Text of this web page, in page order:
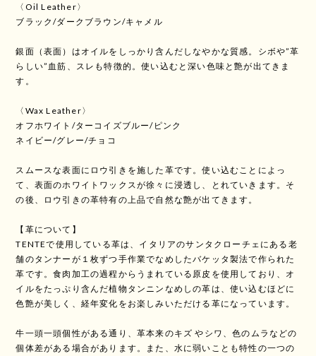
〈Oil Leather〉
ブラック/ダークブラウン/キャメル
銀面（表面）はオイルをしっかり含んだしなやかな質感。シボや”革
らしい”血筋、スレも特徴的。使い込むと深い色味と艶が出てきま
す。
〈Wax Leather〉
オフホワイト/ターコイズブルー/ピンク
ネイビー/グレー/チョコ
スムースな表面にロウ引きを施した革です。使い込むことによっ
て、表面のホワイトワックスが徐々に浸透し、とれていきます。そ
の後、ロウ引きの革特有の上品で自然な艶が出てきます。
【革について】
TENTEで使用している革は、イタリアのサンタクローチェにある老
舗のタンナーが１枚ずつ手作業でなめしたバケッタ製法で作られた
革です。食肉加工の過程からうまれている原皮を使用しており、オ
イルをたっぷり含んだ植物タンニンなめしの革は、使い込むほどに
色艶が美しく、経年変化をお楽しみいただける革になっています。
牛一頭一頭個性がある通り、革本来のキズ やシワ、色のムラなどの
個体差がある場合があります。また、水に弱いことも特性の一つの